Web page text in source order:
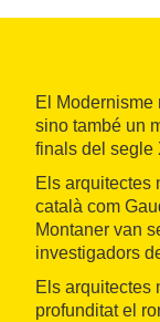
El Modernisme
sino també un
finals del segle
Els arquitectes
català com
Montaner van
investigadors
Els arquitectes
profunditat el